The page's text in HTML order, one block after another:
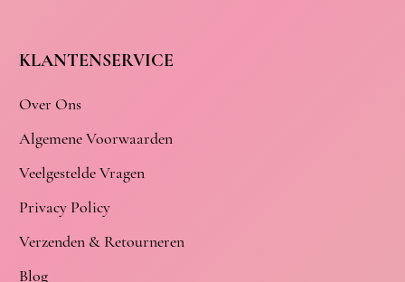
KLANTENSERVICE
Over Ons
Algemene Voorwaarden
Veelgestelde Vragen
Privacy Policy
Verzenden & Retourneren
Blog